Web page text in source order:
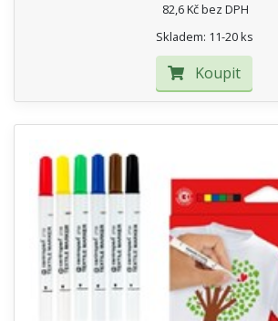
82,6 Kč bez DPH
Skladem: 11-20 ks
Koupit